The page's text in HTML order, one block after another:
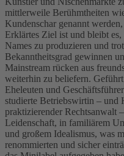
mittlerweile Berühmtheiten
Kundenschar genannt
Erklärtes Ziel ist und bleibt
Names zu produzieren und
Bekanntheitsgrad gewinnen
Mainstream rücken aus
weiterhin zu beliefern.
Eheleuten und
studierte Betriebswirtin – und
praktizierender Rechtsanwalt
Leidenschaft, in familiärem
und großem Idealismus, was
renommierten und sicher